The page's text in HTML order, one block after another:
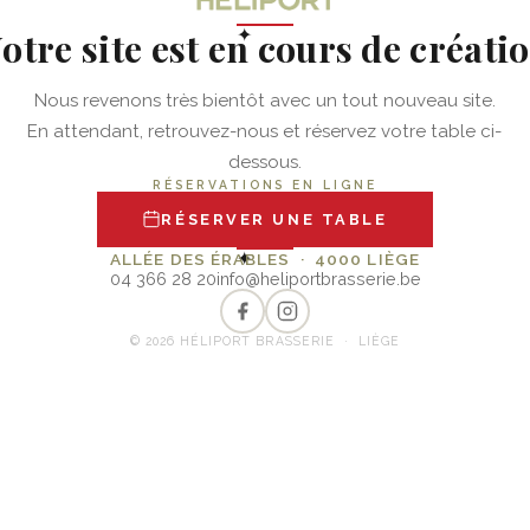
✦
site est en cours de
Nous revenons très bientôt avec un tout nouveau site.
En attendant, retrouvez-nous et réservez votre table ci-
dessous.
RÉSERVATIONS EN LIGNE
RÉSERVER UNE TABLE
✦
ALLÉE DES ÉRABLES · 4000 LIÈGE
04 366 28 20info@heliportbrasserie.be
© 2026 HÉLIPORT BRASSERIE · LIÈGE